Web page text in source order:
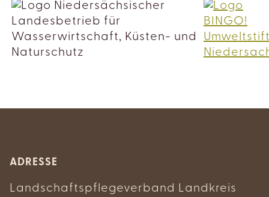
ADRESSE
Landschaftspflegeverband Landkreis